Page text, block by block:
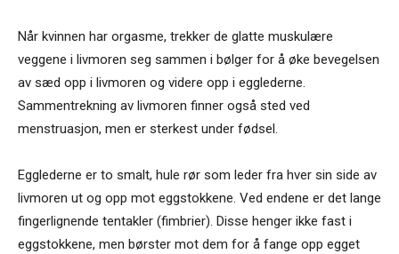
Når kvinnen har orgasme, trekker de glatte muskulære
veggene i livmoren seg sammen i bølger for å øke bevegelsen
av sæd opp i livmoren og videre opp i egglederne.
Sammentrekning av livmoren finner også sted ved
menstruasjon, men er sterkest under fødsel.
Egglederne er to smalt, hule rør som leder fra hver sin side av
livmoren ut og opp mot eggstokkene. Ved endene er det lange
fingerlignende tentakler (fimbrier). Disse henger ikke fast i
eggstokkene, men børster mot dem for å fange opp egget